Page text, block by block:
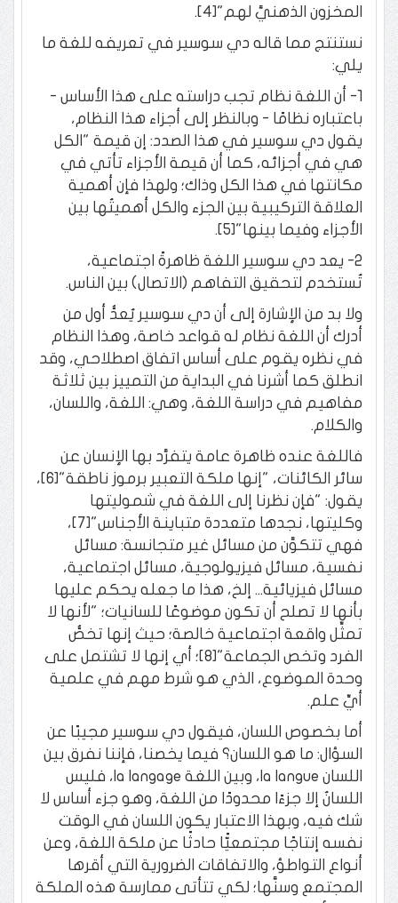
المخزون الذهنيَّ لهم"[4].
نستنتج مما قاله دي سوسير في تعريفه للغة ما
يلي:
1- أن اللغة نظام تجب دراسته على هذا الأساس -
باعتباره نظامًا - وبالنظر إلى أجزاء هذا النظام،
يقول دي سوسير في هذا الصدد: إن قيمة "الكل
هي في أجزائه، كما أن قيمة الأجزاء تأتي في
مكانتها في هذا الكل وذاك؛ ولهذا فإن أهمية
العلاقة التركيبية بين الجزء والكل أهميتُها بين
الأجزاء وفيما بينها"[5].
2- يعد دي سوسير اللغة ظاهرةً اجتماعية،
تُستخدم لتحقيق التفاهم (الاتصال) بين الناس.
ولا بد من الإشارة إلى أن دي سوسير يُعدُّ أول من
أدرك أن اللغة نظام له قواعد خاصة، وهذا النظام
في نظره يقوم على أساس اتفاق اصطلاحي، وقد
انطلق كما أشرنا في البداية من التمييز بين ثلاثة
مفاهيم في دراسة اللغة، وهي: اللغة، واللسان،
والكلام.
فاللغة عنده ظاهرة عامة يتفرَّد بها الإنسان عن
سائر الكائنات، "إنها ملكة التعبير برموز ناطقة"[6]،
يقول: "فإن نظرنا إلى اللغة في شموليتها
وكليتها، نجدها متعددة متباينة الأجناس"[7]،
فهي تتكوَّن من مسائل غير متجانسة: مسائل
نفسية، مسائل فيزيولوجية، مسائل اجتماعية،
مسائل فيزيائية... إلخ، هذا ما جعله يحكم عليها
بأنها لا تصلح أن تكون موضوعًا للسانيات؛ "لأنها لا
تمثِّل واقعة اجتماعية خالصة؛ حيث إنها تخصُّ
الفرد وتخص الجماعة"[8]؛ أي إنها لا تشتمل على
وحدة الموضوع، الذي هو شرط مهم في علمية
أيِّ علم.
أما بخصوص اللسان، فيقول دي سوسير مجيبًا عن
السؤال: ما هو اللسان؟ فيما يخصنا، فإننا نفرق بين
اللسان la langue، وبين اللغة la langage، فليس
اللسانُ إلا جزءًا محدودًا من اللغة، وهو جزء أساس لا
شك فيه، وبهذا الاعتبار يكون اللسان في الوقت
نفسه إنتاجًا مجتمعيًّا حادثًا عن ملكة اللغة، وعن
أنواع التواطؤ، والاتفاقات الضرورية التي أقرها
المجتمع وسنَّها؛ لكي تتأتى ممارسة هذه الملكة